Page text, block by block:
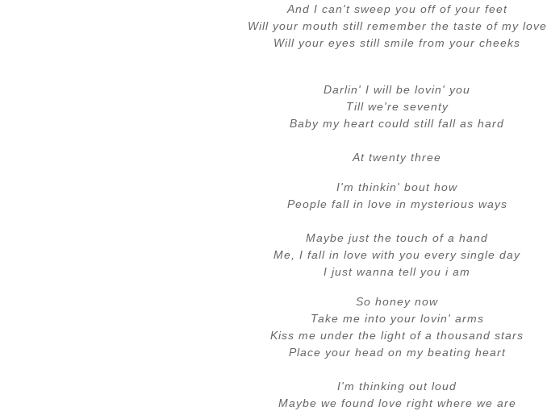
And I can't sweep you off of your feet
Will your mouth still remember the taste of my love
Will your eyes still smile from your cheeks
Darlin' I will be lovin' you
Till we're seventy
Baby my heart could still fall as hard
At twenty three
I'm thinkin' bout how
People fall in love in mysterious ways
Maybe just the touch of a hand
Me, I fall in love with you every single day
I just wanna tell you i am
So honey now
Take me into your lovin' arms
Kiss me under the light of a thousand stars
Place your head on my beating heart
I'm thinking out loud
Maybe we found love right where we are